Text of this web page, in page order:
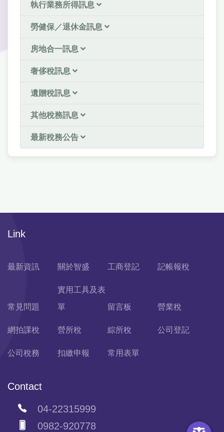
執行業務所得訊息
勞健保／退休金訊息
房地合一訊息
奢侈稅訊息
遺贈稅訊息
其他稅務訊息
最新稅務公告
Link
最新資訊 關於智盛 工商登記 記帳報稅
常見問題
實用工具及表
單
留言板 營業稅
網拍課稅 營所稅 綜所稅 公司登記
公司稅務 扣繳申報 常用表單
Contact
04-22315999
0982-920778